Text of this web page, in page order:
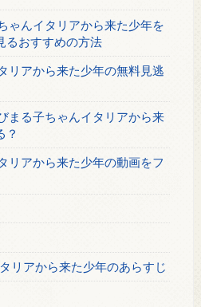
ゃんイタリアから来た少年を
るおすすめの方法
リアから来た少年の無料見逃
まる子ちゃんイタリアから来
？
リアから来た少年の動画をフ
リアから来た少年のあらすじ